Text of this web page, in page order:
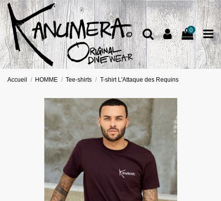
0
Accueil HOMME Tee-shirts T-shirt L'Attaque des Requins